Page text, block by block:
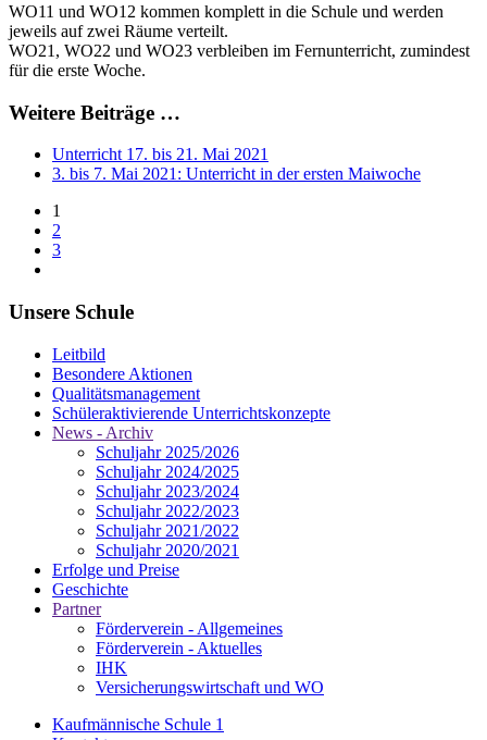
WO11 und WO12 kommen komplett in die Schule und werden
jeweils auf zwei Räume verteilt.
WO21, WO22 und WO23 verbleiben im Fernunterricht, zumindest
für die erste Woche.
Weitere Beiträge …
Unterricht 17. bis 21. Mai 2021
3. bis 7. Mai 2021: Unterricht in der ersten Maiwoche
1
2
3
Unsere Schule
Leitbild
Besondere Aktionen
Qualitätsmanagement
Schüleraktivierende Unterrichtskonzepte
News - Archiv
Schuljahr 2025/2026
Schuljahr 2024/2025
Schuljahr 2023/2024
Schuljahr 2022/2023
Schuljahr 2021/2022
Schuljahr 2020/2021
Erfolge und Preise
Geschichte
Partner
Förderverein - Allgemeines
Förderverein - Aktuelles
IHK
Versicherungswirtschaft und WO
Kaufmännische Schule 1